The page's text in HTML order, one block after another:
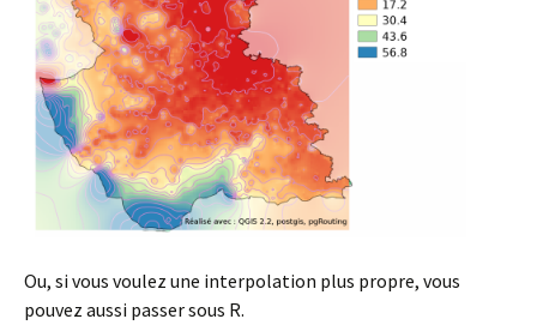
Ou, si vous voulez une interpolation plus propre, vous
pouvez aussi passer sous R.